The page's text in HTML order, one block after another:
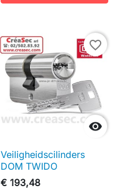

favorite_border
Veiligheidscilinders
DOM TWIDO
€ 193,48